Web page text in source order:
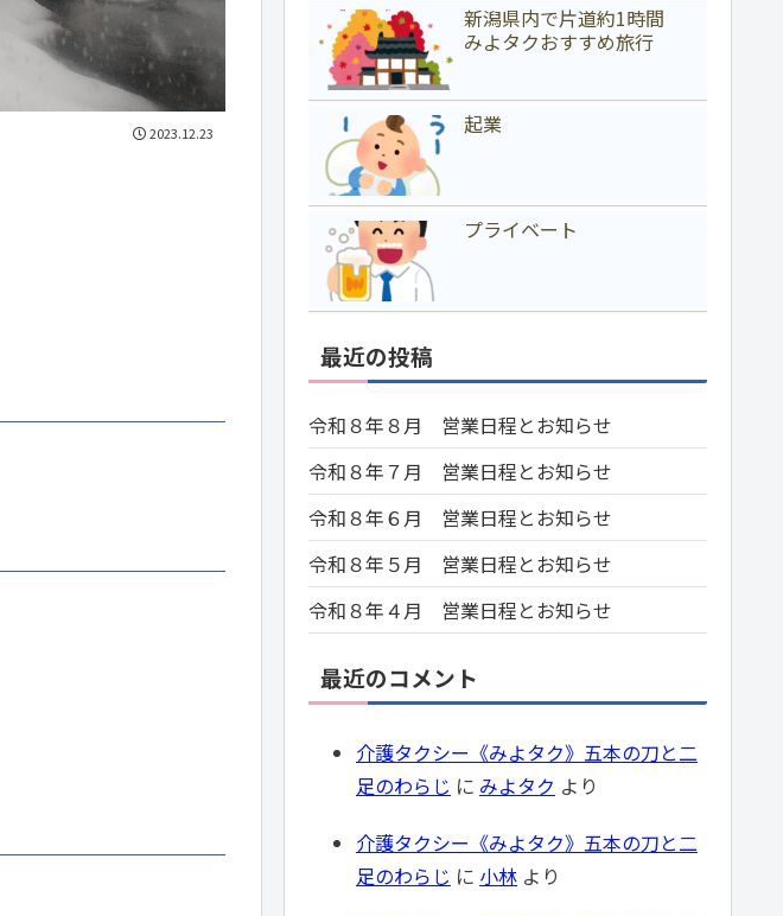
2023.12.23
新潟県内で片道約1時間
みよタクおすすめ旅行
起業
プライベート
最近の投稿
令和８年８月 営業日程とお知らせ
令和８年７月 営業日程とお知らせ
令和８年６月 営業日程とお知らせ
令和８年５月 営業日程とお知らせ
令和８年４月 営業日程とお知らせ
最近のコメント
介護タクシー《みよタク》五本の刀と二
足のわらじ に みよタク より
介護タクシー《みよタク》五本の刀と二
足のわらじ に 小林 より